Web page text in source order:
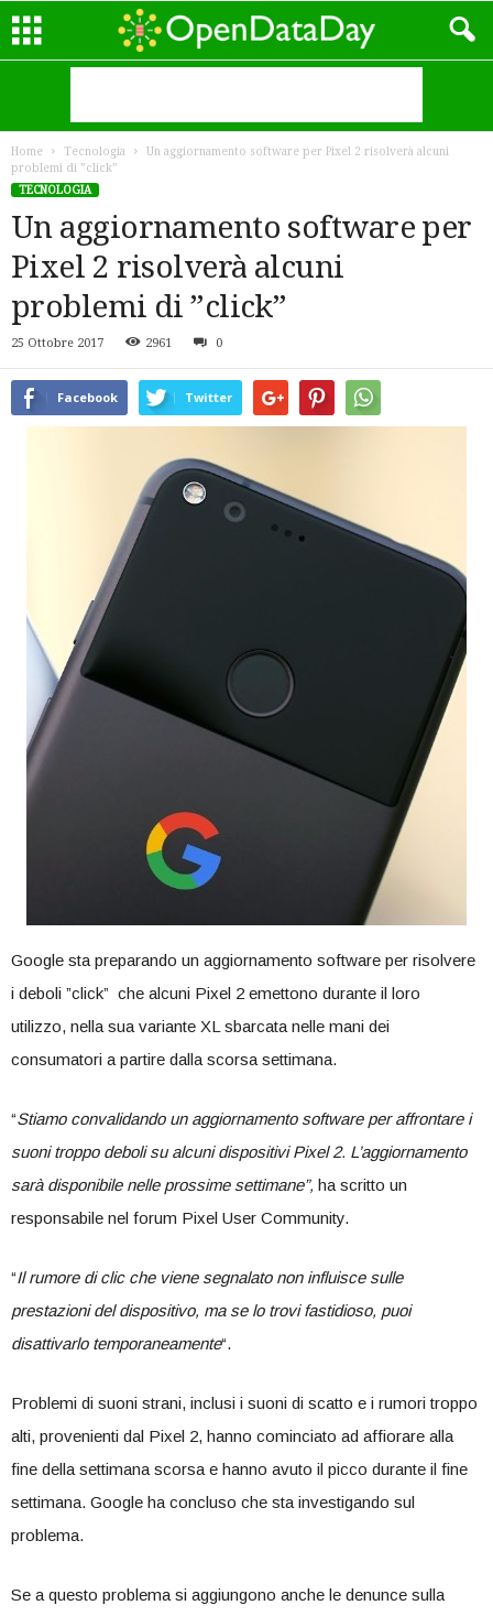
Home Tecnologia
Un aggiornamento software per Pixel 2 risolverà alcuni
problemi di ”click”
TECNOLOGIA
Un aggiornamento software per
Pixel 2 risolverà alcuni
problemi di ”click”
25 Ottobre 2017 2961 0
Facebook Twitter
Google sta preparando un aggiornamento software per risolvere
i deboli ”click” che alcuni Pixel 2 emettono durante il loro
utilizzo, nella sua variante XL sbarcata nelle mani dei
consumatori a partire dalla scorsa settimana.
“Stiamo convalidando un aggiornamento software per affrontare i
suoni troppo deboli su alcuni dispositivi Pixel 2. L’aggiornamento
sarà disponibile nelle prossime settimane”, ha scritto un
responsabile nel forum Pixel User Community.
“Il rumore di clic che viene segnalato non influisce sulle
prestazioni del dispositivo, ma se lo trovi fastidioso, puoi
disattivarlo temporaneamente“.
Problemi di suoni strani, inclusi i suoni di scatto e i rumori troppo
alti, provenienti dal Pixel 2, hanno cominciato ad affiorare alla
fine della settimana scorsa e hanno avuto il picco durante il fine
settimana. Google ha concluso che sta investigando sul
problema.
Se a questo problema si aggiungono anche le denunce sulla